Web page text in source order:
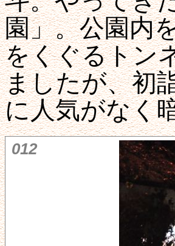
園」。公園内
をくぐるトン
ましたが、初
に人気がなく
012